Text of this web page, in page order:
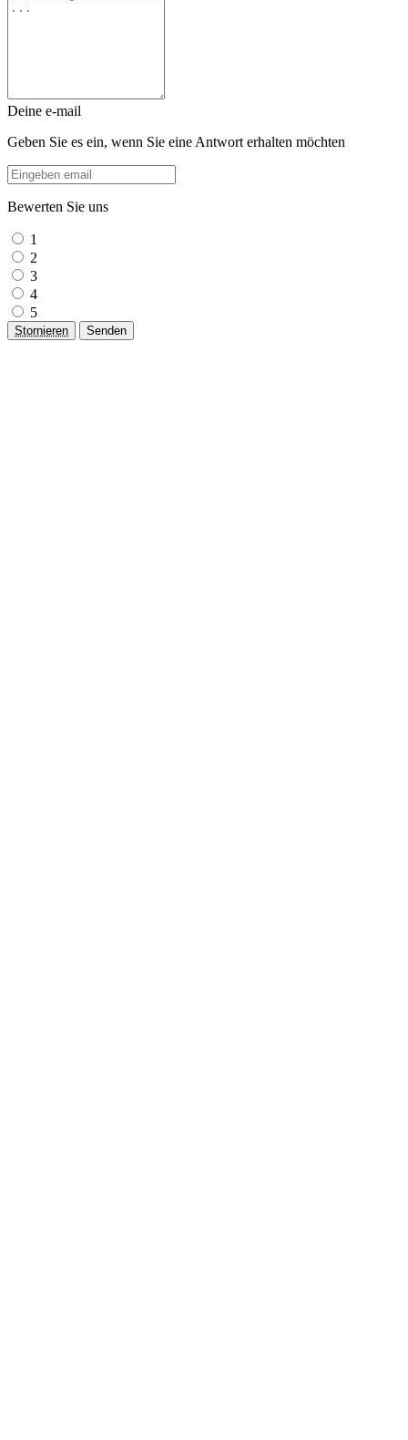
Deine e-mail
Geben Sie es ein, wenn Sie eine Antwort erhalten möchten
Bewerten Sie uns
1
2
3
4
5
Stornieren Senden